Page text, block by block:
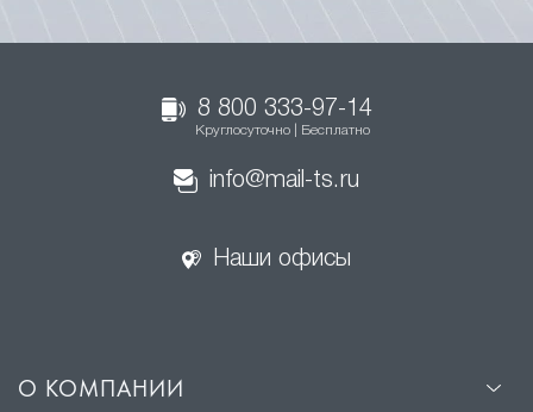
8 800 333-97-14
Круглосуточно | Бесплатно
info@mail-ts.ru
Наши офисы
О КОМПАНИИ